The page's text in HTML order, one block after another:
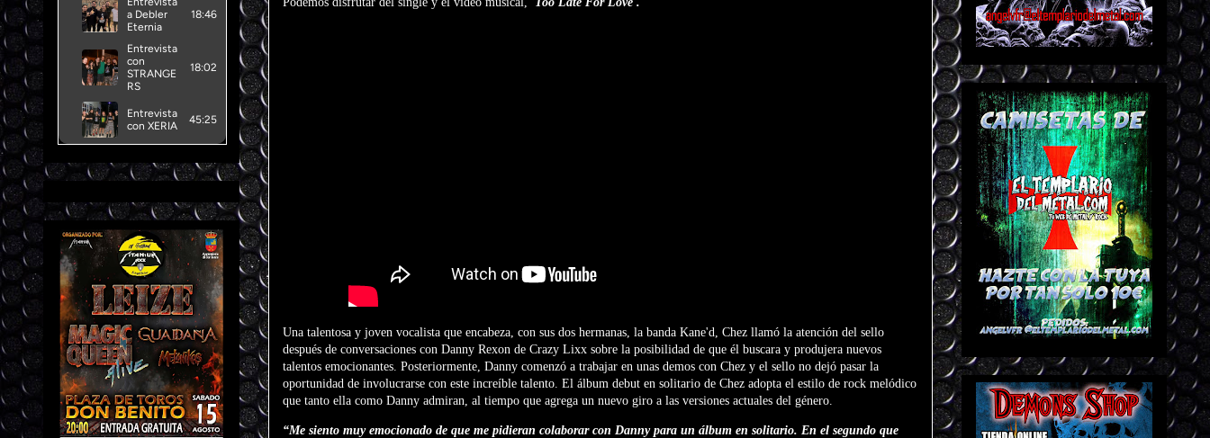
Una talentosa y joven vocalista que encabeza, con sus dos hermanas, la banda Kane'd, Chez llamó la atención del sello
después de conversaciones con Danny Rexon de Crazy Lixx sobre la posibilidad de que él buscara y produjera nuevos
talentos emocionantes. Posteriormente, Danny comenzó a trabajar en unas demos con Chez y el sello no dejó pasar la
oportunidad de involucrarse con este increíble talento. El álbum debut en solitario de Chez adopta el estilo de rock melódico
que tanto ella como Danny admiran, al tiempo que agrega un nuevo giro a las versiones actuales del género.
“Me siento muy emocionado de que me pidieran colaborar con Danny para un álbum en solitario. En el segundo que